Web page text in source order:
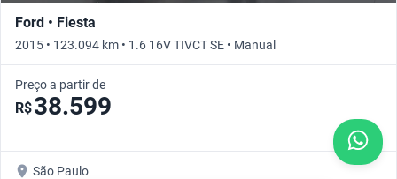
Ford • Fiesta
2015 • 123.094 km • 1.6 16V TIVCT SE • Manual
Preço a partir de
R$38.599
São Paulo